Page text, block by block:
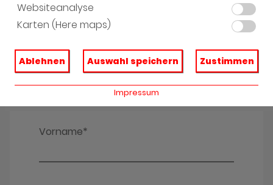
Websiteanalyse
Karten (Here maps)
Ablehnen Auswahl speichern Zustimmen
Impressum